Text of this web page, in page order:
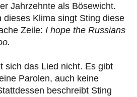
Jahrzehnte als Bösewicht.
dieses Klima singt Sting diese
Zeile: I hope the Russians
sich das Lied nicht. Es gibt
Parolen, auch keine
beschreibt Sting